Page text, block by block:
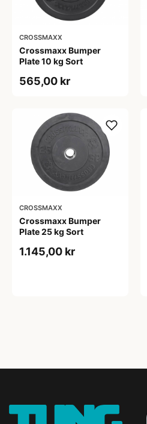
CROSSMAXX
Crossmaxx Bumper
Plate 10 kg Sort
565,00 kr
CROSSMAXX
Crossmaxx Bumper
Plate 25 kg Sort
1.145,00 kr